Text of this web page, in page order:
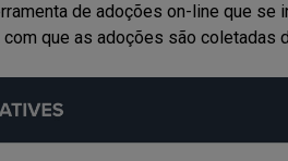
de adoções on-line que
que as adoções são